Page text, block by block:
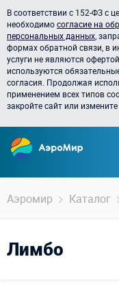
В соответствии с 152-ФЗ с
необходимосогласие на
персональных данных ,
формах обратной связи, в
услуги не являются
используются
согласия. Продолжая
применением всех типов
закройте сайт или
Аэромир Каталог
Лимбо